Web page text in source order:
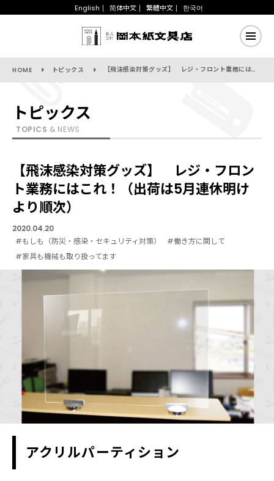
English 简体中文 繁體中文 한국어
HOME トピックス 【飛沫感染対策グッズ】 レジ・フロント業務にはこれ！（出荷は5月連休明けより順次）
トピックス
TOPICS & NEWS
【飛沫感染対策グッズ】 レジ・フロン
ト業務にはこれ！（出荷は5月連休明け
より順次）
2020.04.20
#もしも（防災・感染・セキュリティ対策）
#働き方に関して
#家具も機械も取り扱ってます
アクリルパーティション